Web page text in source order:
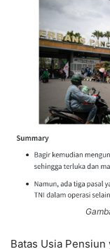
Batas Usia